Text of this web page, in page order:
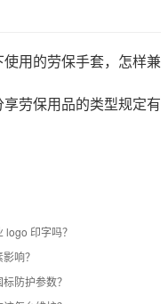
用的劳保手套，怎样兼
劳保用品的类型规定有
印字吗？
响？
防护参数？